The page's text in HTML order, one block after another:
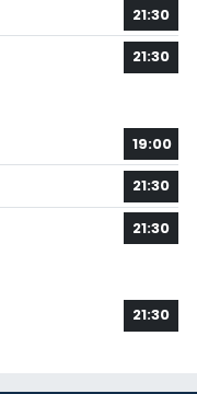
21:30
21:30
19:00
21:30
21:30
21:30